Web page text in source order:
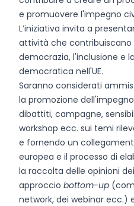
e promuovere l'impegno
L’iniziativa invita a
attività che contribuiscano
democrazia, l'inclusione e
democratica nell'UE.
Saranno considerati
la promozione
dibattiti, campagne,
workshop ecc. sui temi
e fornendo un
europea e il processo di
la raccolta delle opinioni
approccio bottom-up
network, dei webinar ecc.)